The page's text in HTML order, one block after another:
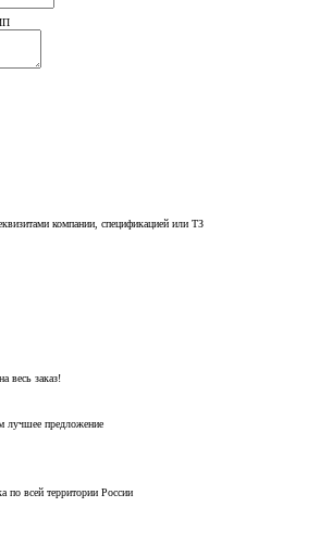
компании, спецификацией или ТЗ
весь заказ!
лучшее предложение
по всей территории России